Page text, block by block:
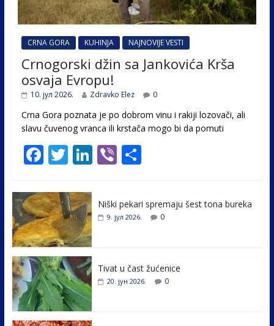
CRNA GORA KUHINJA NAJNOVIJE VESTI
Crnogorski džin sa Jankovića Krša
osvaja Evropu!
10. јул 2026. Zdravko Elez 0
Crna Gora poznata je po dobrom vinu i rakiji lozovači, ali
slavu čuvenog vranca ili krstača mogo bi da pomuti
F
e
b
o
o
k
T
itt
er
Li
e
Vi
er
S
e
Niški pekari spremaju šest tona bureka
9. јул 2026. 0
Tivat u čast žućenice
20. јун 2026. 0